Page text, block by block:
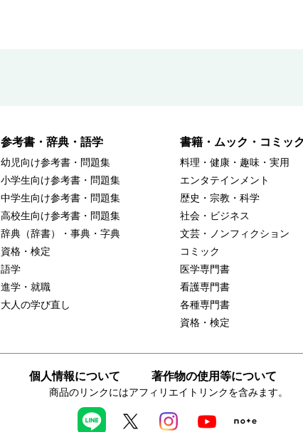
参考書・辞典・語学
幼児向け参考書・問題集
小学生向け参考書・問題集
中学生向け参考書・問題集
高校生向け参考書・問題集
辞典（辞書）・事典・字典
資格・検定
語学
進学・就職
大人の学び直し
書籍・ムック・コミック
料理・健康・趣味・実用
エンタテインメント
歴史・宗教・科学
社会・ビジネス
文芸・ノンフィクション
コミック
医学専門書
看護専門書
各種専門書
資格・検定
個人情報について 著作物の使用等について
商品のリンクにはアフィリエイトリンクを含みます。